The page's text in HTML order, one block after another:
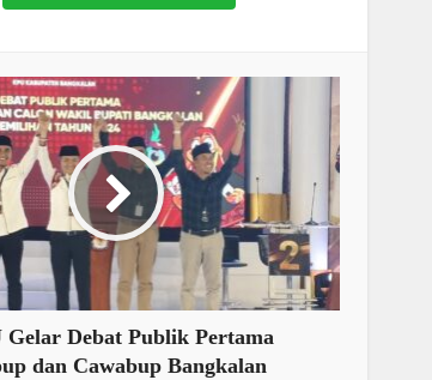
Gelar Debat Publik Pertama
dan Cawabup Bangkalan